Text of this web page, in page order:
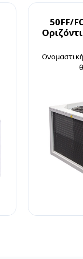
50FF/